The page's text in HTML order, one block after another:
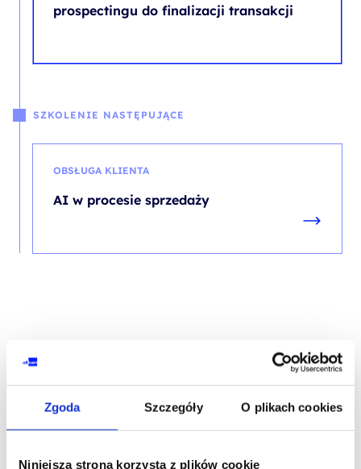
Zgoda Szczegóły O plikach cookies
Niniejsza strona korzysta z plików cookie
prospectingu do finalizacji transakcji
SZKOLENIE NASTĘPUJĄCE
OBSŁUGA KLIENTA
AI w procesie sprzedaży
Skontaktuj się z naszym doradcą
IMIĘ I NAZWISKO*